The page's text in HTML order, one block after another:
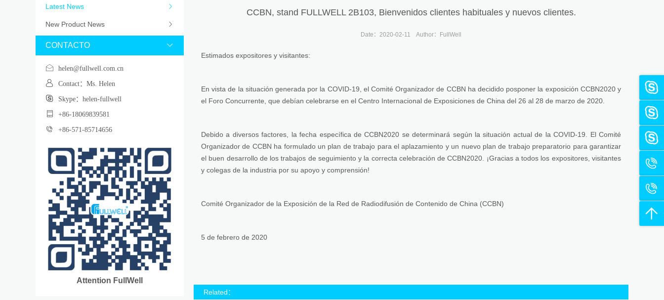

Latest News

New Product News

CONTACTO
helen@fullwell.com.cn
Contact：Ms. Helen
Skype：helen-fullwell
+86-18069839581
+86-571-85714656
Attention FullWell
CCBN, stand FULLWELL 2B103, Bienvenidos clientes habituales y nuevos clientes.
Date：2020-02-11 Author：FullWell
Estimados expositores y visitantes:
En vista de la situación generada por la COVID-19, el Comité Organizador de CCBN ha decidido posponer la exposición CCBN2020 y
el Foro Concurrente, que debían celebrarse en el Centro Internacional de Exposiciones de China del 26 al 28 de marzo de 2020.
Debido a diversos factores, la fecha específica de CCBN2020 se determinará según la situación actual de la COVID-19. El Comité
Organizador de CCBN ha formulado un plan de trabajo para el aplazamiento y un nuevo plan de trabajo preparatorio para garantizar
el buen desarrollo de los trabajos de seguimiento y la correcta celebración de CCBN2020. ¡Gracias a todos los expositores, visitantes
y colegas de la industria por su apoyo y comprensión!
Comité Organizador de la Exposición de la Red de Radiodifusión de Contenido de China (CCBN)
5 de febrero de 2020
Related：